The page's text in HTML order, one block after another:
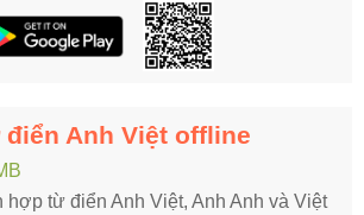
điển Anh Việt offline
hợp từ điển Anh Việt, Anh Anh và Việt